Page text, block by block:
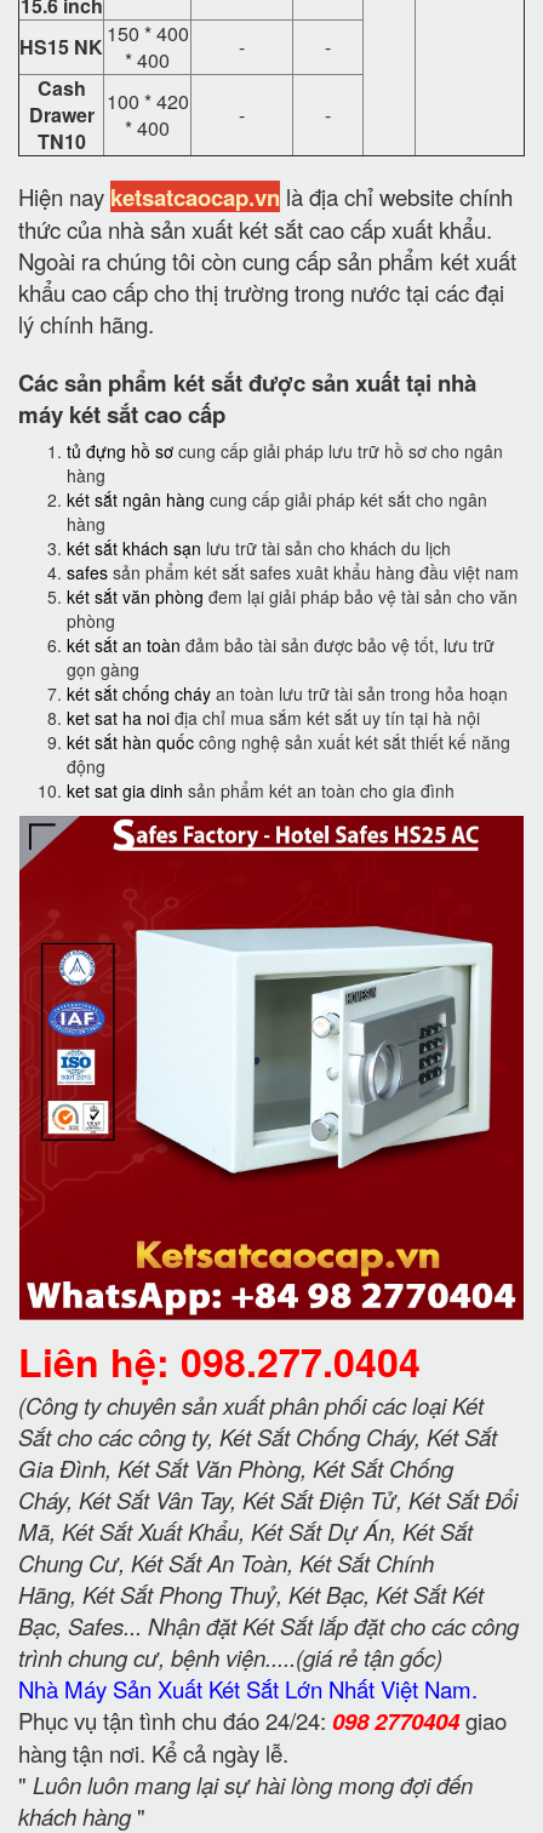
HS15 NK 150 * 400
* 400
-
-
Cash
Drawer
TN10
100 * 420
* 400
- -
Hiện nay ketsatcaocap.vn là địa chỉ website chính
thức của nhà sản xuất két sắt cao cấp xuất khẩu.
Ngoài ra chúng tôi còn cung cấp sản phẩm két xuất
khẩu cao cấp cho thị trường trong nước tại các đại
lý chính hãng.
Các sản phẩm két sắt được sản xuất tại nhà
máy két sắt cao cấp
tủ đựng hồ sơ cung cấp giải pháp lưu trữ hồ sơ cho ngân
hàng
két sắt ngân hàng cung cấp giải pháp két sắt cho ngân
hàng
két sắt khách sạn lưu trữ tài sản cho khách du lịch
safes sản phẩm két sắt safes xuât khẩu hàng đầu việt nam
két sắt văn phòng đem lại giải pháp bảo vệ tài sản cho văn
phòng
két sắt an toàn đảm bảo tài sản được bảo vệ tốt, lưu trữ
gọn gàng
két sắt chống cháy an toàn lưu trữ tài sản trong hỏa hoạn
ket sat ha noi địa chỉ mua sắm két sắt uy tín tại hà nội
két sắt hàn quốc công nghệ sản xuất két sắt thiết kế năng
động
ket sat gia dinh sản phẩm két an toàn cho gia đình
Liên hệ: 098.277.0404
(Công ty chuyên sản xuất phân phối các loại Két
Sắt cho các công ty, Két Sắt Chống Cháy, Két Sắt
Gia Đình, Két Sắt Văn Phòng, Két Sắt Chống
Cháy, Két Sắt Vân Tay, Két Sắt Điện Tử, Két Sắt Đổi
Mã, Két Sắt Xuất Khẩu, Két Sắt Dự Án, Két Sắt
Chung Cư, Két Sắt An Toàn, Két Sắt Chính
Hãng, Két Sắt Phong Thuỷ, Két Bạc, Két Sắt Két
Bạc, Safes... Nhận đặt Két Sắt lắp đặt cho các công
trình chung cư, bệnh viện.....(giá rẻ tận gốc)
Nhà Máy Sản Xuất Két Sắt Lớn Nhất Việt Nam.
Phục vụ tận tình chu đáo 24/24: 098 2770404giao
hàng tận nơi. Kể cả ngày lễ.
" Luôn luôn mang lại sự hài lòng mong đợi đến
khách hàng"